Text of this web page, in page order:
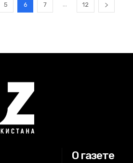
5 6 7 ... 12
О газете